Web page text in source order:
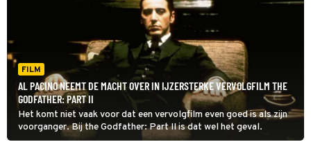
FILM
AL PACINO NEEMT DE MACHT OVER IN IJZERSTERKE VERVOLGFILM THE
GODFATHER: PART II
Het komt niet vaak voor dat een vervolgfilm even goed is als zijn
voorganger. Bij the Godfather: Part II is dat wel het geval.